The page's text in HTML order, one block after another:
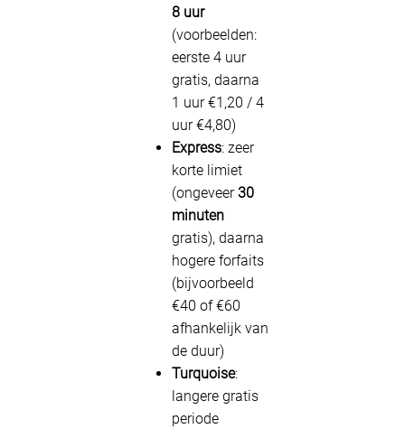
8 uur
(voorbeelden:
eerste 4 uur
gratis, daarna
1 uur €1,20 / 4
uur €4,80)
Express: zeer
korte limiet
(ongeveer30
minuten
gratis), daarna
hogere forfaits
(bijvoorbeeld
€40 of €60
afhankelijk van
de duur)
Turquoise:
langere gratis
periode